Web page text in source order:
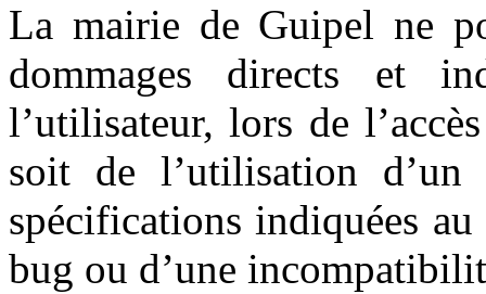
La mairie de Guipel ne
dommages directs et
l’utilisateur, lors de
soit de l’utilisation d’un
spécifications indiquées
bug ou d’une